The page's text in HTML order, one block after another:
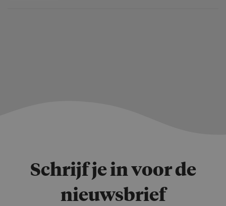
Schrijf je in voor de
nieuwsbrief